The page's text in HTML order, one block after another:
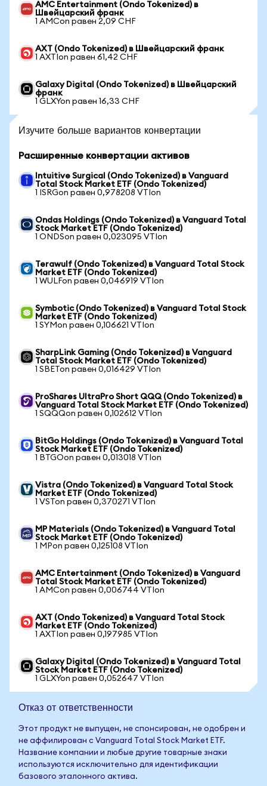
AMC Entertainment (Ondo Tokenized) в
Швейцарский франк
1 AMCon равен 2,09 CHF
AXT (Ondo Tokenized) в Швейцарский франк
1 AXTIon равен 61,42 CHF
Galaxy Digital (Ondo Tokenized) в Швейцарский
франк
1 GLXYon равен 16,33 CHF
Изучите больше вариантов конвертации
Расширенные конвертации активов
Intuitive Surgical (Ondo Tokenized) в Vanguard
Total Stock Market ETF (Ondo Tokenized)
1 ISRGon равен 0,978208 VTIon
Ondas Holdings (Ondo Tokenized) в Vanguard Total
Stock Market ETF (Ondo Tokenized)
1 ONDSon равен 0,023095 VTIon
Terawulf (Ondo Tokenized) в Vanguard Total Stock
Market ETF (Ondo Tokenized)
1 WULFon равен 0,046919 VTIon
Symbotic (Ondo Tokenized) в Vanguard Total Stock
Market ETF (Ondo Tokenized)
1 SYMon равен 0,106621 VTIon
SharpLink Gaming (Ondo Tokenized) в Vanguard
Total Stock Market ETF (Ondo Tokenized)
1 SBETon равен 0,016429 VTIon
ProShares UltraPro Short QQQ (Ondo Tokenized) в
Vanguard Total Stock Market ETF (Ondo Tokenized)
1 SQQQon равен 0,102612 VTIon
BitGo Holdings (Ondo Tokenized) в Vanguard Total
Stock Market ETF (Ondo Tokenized)
1 BTGOon равен 0,013018 VTIon
Vistra (Ondo Tokenized) в Vanguard Total Stock
Market ETF (Ondo Tokenized)
1 VSTon равен 0,370271 VTIon
MP Materials (Ondo Tokenized) в Vanguard Total
Stock Market ETF (Ondo Tokenized)
1 MPon равен 0,125108 VTIon
AMC Entertainment (Ondo Tokenized) в Vanguard
Total Stock Market ETF (Ondo Tokenized)
1 AMCon равен 0,006744 VTIon
AXT (Ondo Tokenized) в Vanguard Total Stock
Market ETF (Ondo Tokenized)
1 AXTIon равен 0,197985 VTIon
Galaxy Digital (Ondo Tokenized) в Vanguard Total
Stock Market ETF (Ondo Tokenized)
1 GLXYon равен 0,052647 VTIon
Отказ от ответственности
Этот продукт не выпущен, не спонсирован, не одобрен и
не аффилирован с Vanguard Total Stock Market ETF.
Название компании и любые другие товарные знаки
используются исключительно для идентификации
базового эталонного актива.